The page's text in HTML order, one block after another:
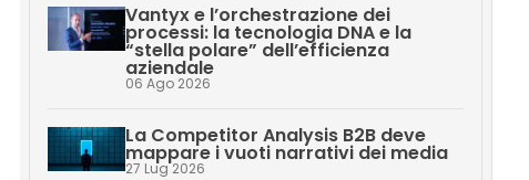
Vantyx e l’orchestrazione dei
processi: la tecnologia DNA e la
“stella polare” dell’efficienza
aziendale
06 Ago 2026
La Competitor Analysis B2B deve
mappare i vuoti narrativi dei media
27 Lug 2026